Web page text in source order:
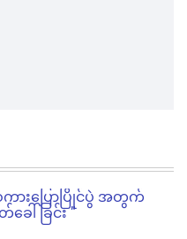
ကားပြောပြိုင်ပွဲ အတွက်
ခေါ်ခြင်း "